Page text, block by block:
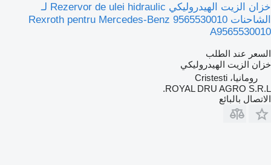
خزان الزيت الهيدروليكي Rezervor de ulei hidraulic لـ
الشاحنات Rexroth pentru Mercedes-Benz 9565530010
A9565530010
السعر عند الطلب
خزان الزيت الهيدروليكي
رومانيا، Cristesti
ROYAL DRU AGRO S.R.L.
الاتصال بالبائع